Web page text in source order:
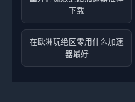
下载
在欧洲玩绝区零用什么加速
器最好